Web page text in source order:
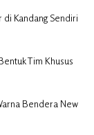
di Kandang Sendiri
Tim Khusus
Bendera New